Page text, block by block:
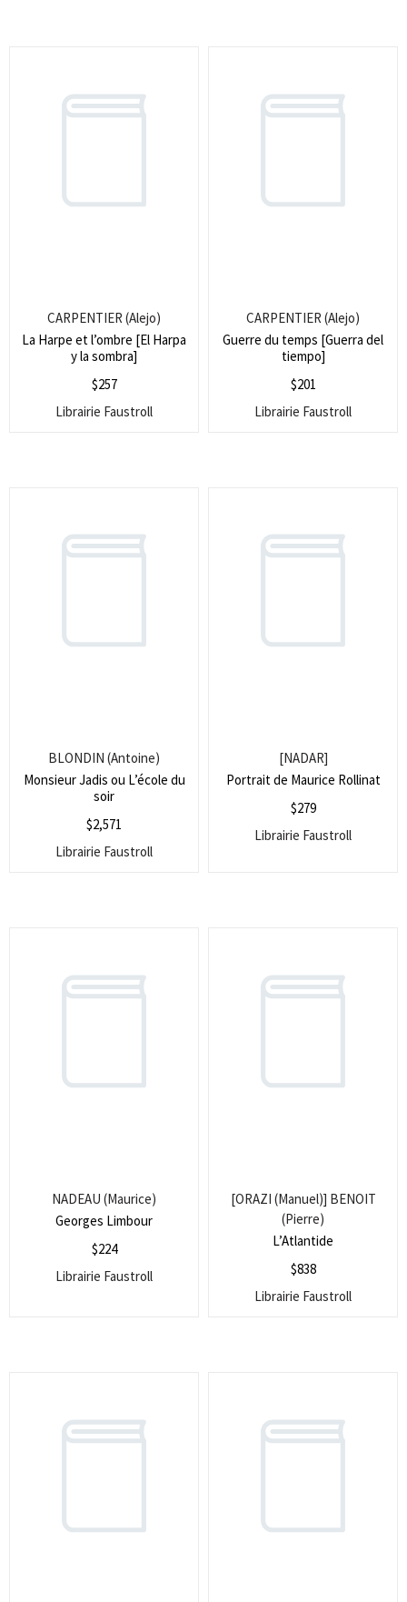
La Harpe et l’ombre [El Harpa
y la sombra]
CARPENTIER (Alejo)
$257
Librairie Faustroll
Guerre du temps [Guerra del
tiempo]
CARPENTIER (Alejo)
$201
Librairie Faustroll
Monsieur Jadis ou L’école du
soir
BLONDIN (Antoine)
$2,571
Librairie Faustroll
Portrait de Maurice Rollinat
[NADAR]
$279
Librairie Faustroll
Georges Limbour
NADEAU (Maurice)
$224
Librairie Faustroll
L’Atlantide
[ORAZI (Manuel)] BENOIT
(Pierre)
$838
Librairie Faustroll